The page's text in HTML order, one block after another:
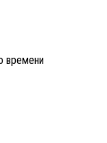
времени